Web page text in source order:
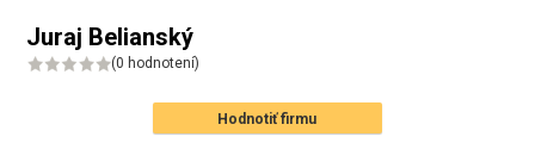
Juraj Belianský
(0 hodnotení)
Hodnotiť firmu